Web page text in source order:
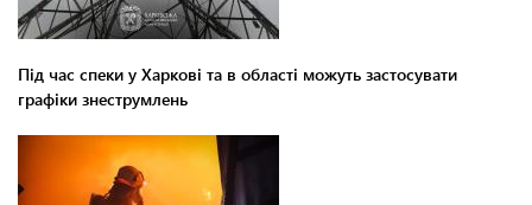
Під час спеки у Харкові та в області можуть застосувати
графіки знеструмлень